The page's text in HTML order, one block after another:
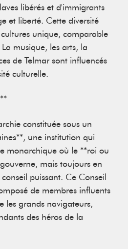
libérés et d'immigrants
et liberté. Cette diversité
unique, comparable
musique, les arts, la
de Telmar sont influencés
culturelle.
constituée sous un
une institution qui
monarchique où le **roi ou
mais toujours en
puissant. Ce Conseil
de membres influents
les grands navigateurs,
des héros de la